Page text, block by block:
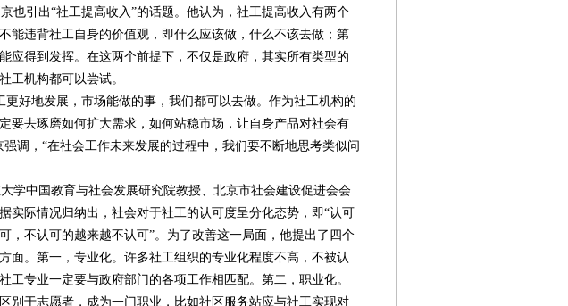
也引出“社工提高收入”的话题。他认为，社工提高收入有两个
能违背社工自身的价值观，即什么应该做，什么不该去做；第
应得到发挥。在这两个前提下，不仅是政府，其实所有类型的
工机构都可以尝试。
好地发展，市场能做的事，我们都可以去做。作为社工机构的
要去琢磨如何扩大需求，如何站稳市场，让自身产品对社会有
强调，“在社会工作未来发展的过程中，我们要不断地思考类似问
学中国教育与社会发展研究院教授、北京市社会建设促进会会
实际情况归纳出，社会对于社工的认可度呈分化态势，即“认可
，不认可的越来越不认可”。为了改善这一局面，他提出了四个
面。第一，专业化。许多社工组织的专业化程度不高，不被认
工专业一定要与政府部门的各项工作相匹配。第二，职业化。
别于志愿者，成为一门职业，比如社区服务站应与社工实现对